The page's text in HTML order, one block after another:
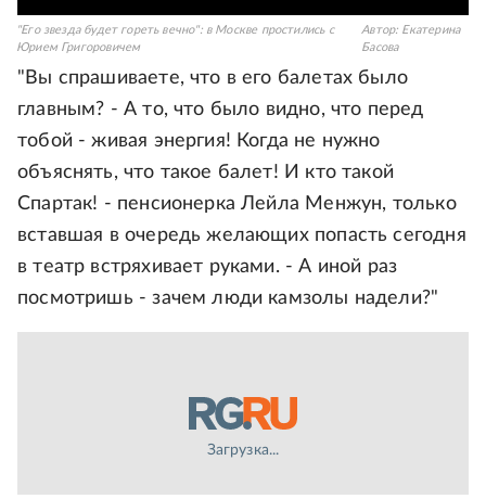
"Его звезда будет гореть вечно": в Москве простились с
Юрием Григоровичем
Автор: Екатерина
Басова
"Вы спрашиваете, что в его балетах было
главным? - А то, что было видно, что перед
тобой - живая энергия! Когда не нужно
объяснять, что такое балет! И кто такой
Спартак! - пенсионерка Лейла Менжун, только
вставшая в очередь желающих попасть сегодня
в театр встряхивает руками. - А иной раз
посмотришь - зачем люди камзолы надели?"
Загрузка...